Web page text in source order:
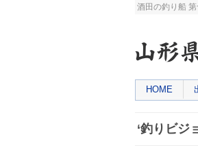
酒田の釣り船
HOME
‘釣りビジ